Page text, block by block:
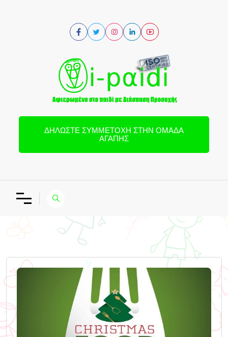
ΔΗΛΏΣΤΕ ΣΥΜΜΕΤΟΧΉ ΣΤΗΝ ΟΜΆΔΑ
ΑΓΆΠΗΣ